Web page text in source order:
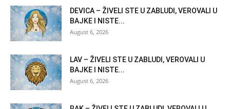
DEVICA – ŽIVELI STE U ZABLUDI, VEROVALI U
BAJKE I NISTE...
August 6, 2026
LAV – ŽIVELI STE U ZABLUDI, VEROVALI U
BAJKE I NISTE...
August 6, 2026